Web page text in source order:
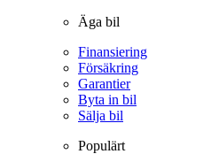
Äga bil
Finansiering
Försäkring
Garantier
Byta in bil
Sälja bil
Populärt